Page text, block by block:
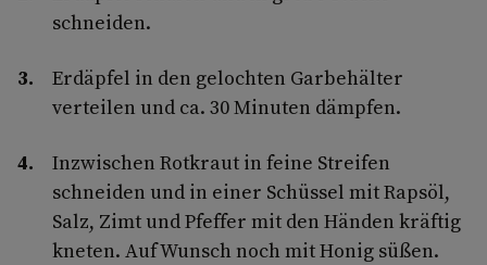
schneiden.
Erdäpfel in den gelochten Garbehälter
verteilen und ca. 30 Minuten dämpfen.
Inzwischen Rotkraut in feine Streifen
schneiden und in einer Schüssel mit Rapsöl,
Salz, Zimt und Pfeffer mit den Händen kräftig
kneten. Auf Wunsch noch mit Honig süßen.